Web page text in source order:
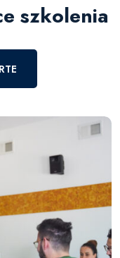
szkolenia